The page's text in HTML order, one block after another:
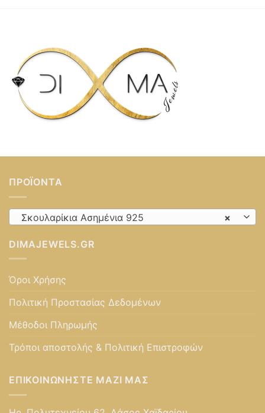
ΠΡΟΪΌΝΤΑ
×
Σκουλαρίκια Ασημένια 925
DIMAJEWELS.GR
Όροι Χρήσης
Πολιτική Προστασίας Δεδομένων
Μέθοδοι Πληρωμής
Τρόποι αποστολής & Πολιτική Επιστροφών
ΕΠΙΚΟΙΝΩΝΉΣΤΕ ΜΑΖΊ ΜΑΣ